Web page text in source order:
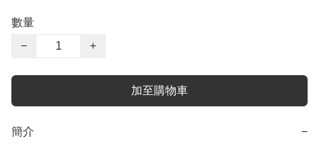
數量
−
+
加至購物車
簡介 −